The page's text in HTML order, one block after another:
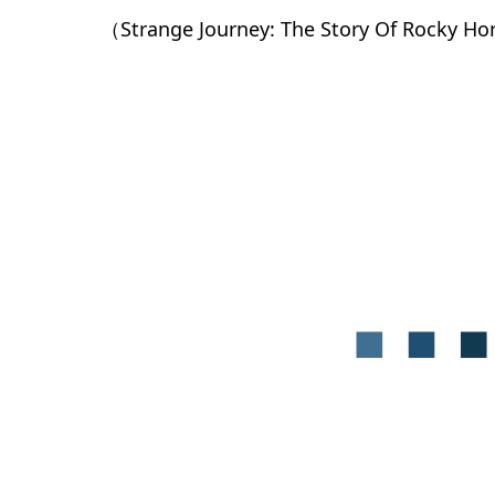
（Strange Journey: The Story Of Rocky